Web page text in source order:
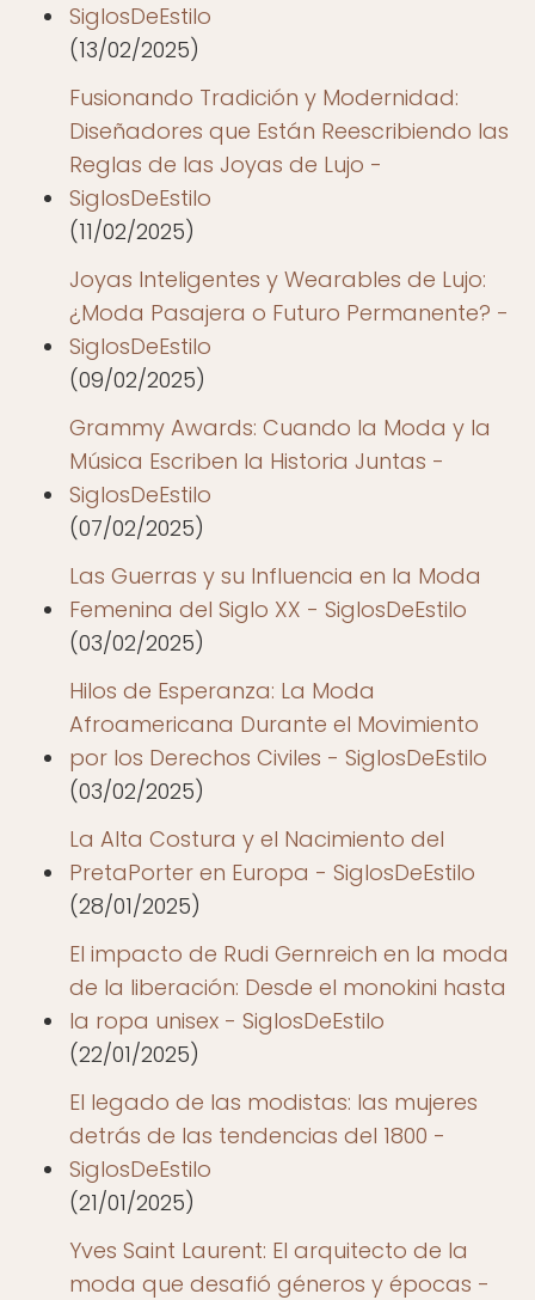
SiglosDeEstilo
(13/02/2025)
Fusionando Tradición y Modernidad:
Diseñadores que Están Reescribiendo las
Reglas de las Joyas de Lujo -
SiglosDeEstilo
(11/02/2025)
Joyas Inteligentes y Wearables de Lujo:
¿Moda Pasajera o Futuro Permanente? -
SiglosDeEstilo
(09/02/2025)
Grammy Awards: Cuando la Moda y la
Música Escriben la Historia Juntas -
SiglosDeEstilo
(07/02/2025)
Las Guerras y su Influencia en la Moda
Femenina del Siglo XX - SiglosDeEstilo
(03/02/2025)
Hilos de Esperanza: La Moda
Afroamericana Durante el Movimiento
por los Derechos Civiles - SiglosDeEstilo
(03/02/2025)
La Alta Costura y el Nacimiento del
PretaPorter en Europa - SiglosDeEstilo
(28/01/2025)
El impacto de Rudi Gernreich en la moda
de la liberación: Desde el monokini hasta
la ropa unisex - SiglosDeEstilo
(22/01/2025)
El legado de las modistas: las mujeres
detrás de las tendencias del 1800 -
SiglosDeEstilo
(21/01/2025)
Yves Saint Laurent: El arquitecto de la
moda que desafió géneros y épocas -